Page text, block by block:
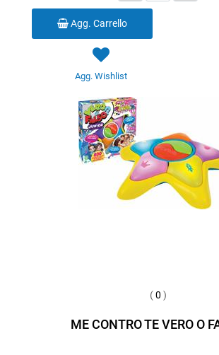
Agg. Carrello
Agg. Wishlist
(0 )
ME CONTRO TE VERO O